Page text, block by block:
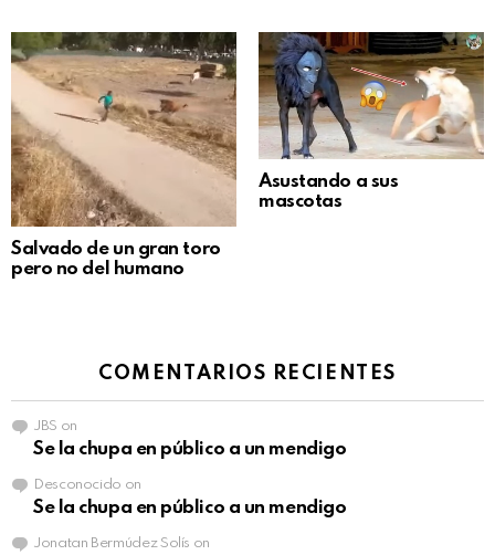
Salvado de un gran toro
pero no del humano
Asustando a sus
mascotas
COMENTARIOS RECIENTES
JBS on
Se la chupa en público a un mendigo
Desconocido on
Se la chupa en público a un mendigo
Jonatan Bermúdez Solís on